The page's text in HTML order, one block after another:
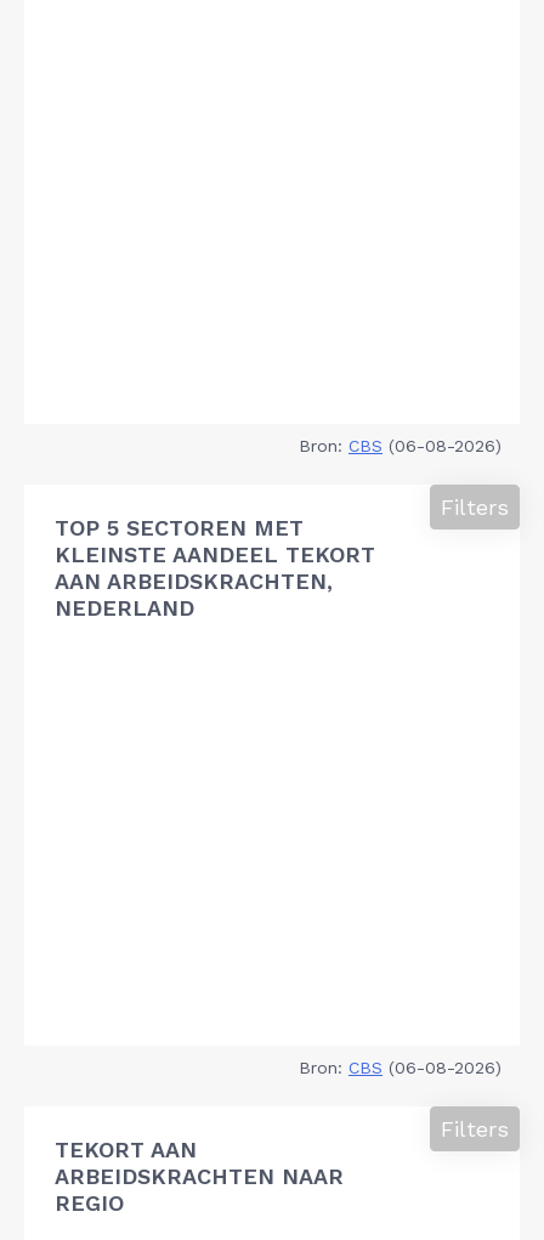
Bron: CBS (06-08-2026)
TOP 5 SECTOREN MET
KLEINSTE AANDEEL TEKORT
AAN ARBEIDSKRACHTEN,
NEDERLAND
Filters
Bron: CBS (06-08-2026)
TEKORT AAN
ARBEIDSKRACHTEN NAAR
REGIO
Filters